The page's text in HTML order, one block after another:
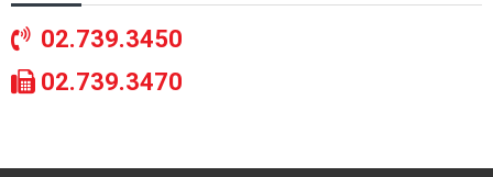
02.739.3450
02.739.3470